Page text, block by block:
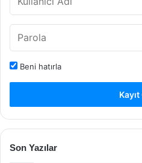
Beni hatırla
Kayıt
Son Yazılar